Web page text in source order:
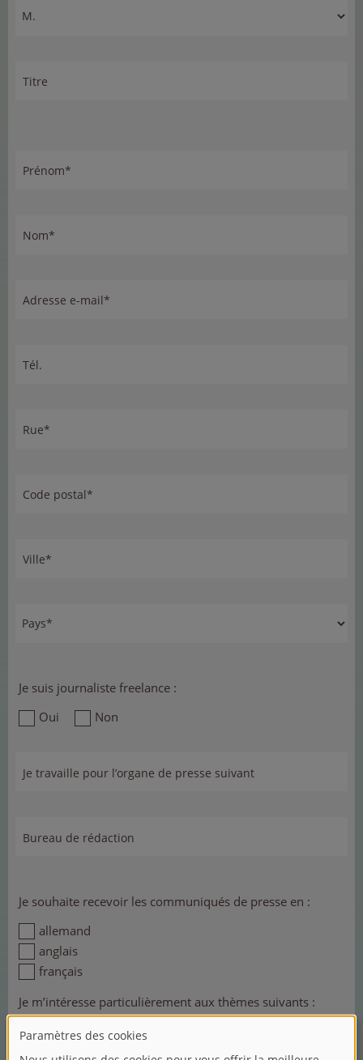
Titre
Prénom*
Nom*
Adresse e-mail*
Tél.
Rue*
Code postal*
Ville*
Je suis journaliste freelance :
Oui
Non
Je travaille pour l’organe de presse suivant
Bureau de rédaction
Je souhaite recevoir les communiqués de presse en :
allemand
anglais
français
Je m’intéresse particulièrement aux thèmes suivants :
Nouvelles quotidiennes